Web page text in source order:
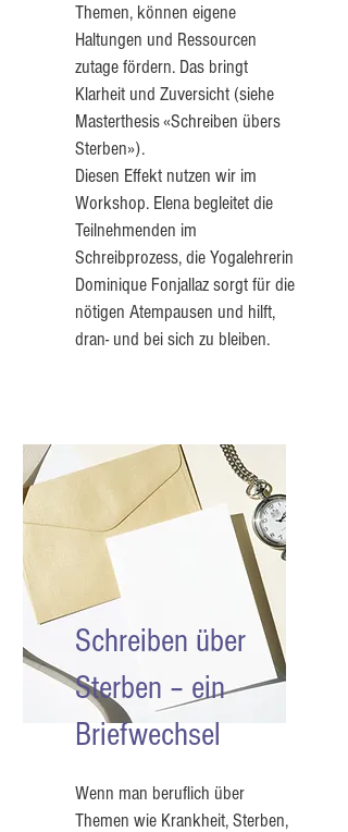
Themen, können eigene
Haltungen und Ressourcen
zutage fördern. Das bringt
Klarheit und Zuversicht (siehe
Masterthesis «Schreiben übers
Sterben»).
Diesen Effekt nutzen wir im
Workshop. Elena begleitet die
Teilnehmenden im
Schreibprozess, die Yogalehrerin
Dominique Fonjallaz sorgt für die
nötigen Atempausen und hilft,
dran- und bei sich zu bleiben.
Schreiben über
Sterben – ein
Briefwechsel
Wenn man beruflich über
Themen wie Krankheit, Sterben,